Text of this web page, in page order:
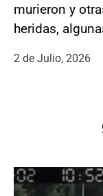
murieron y
heridas,
2 de Julio, 2026